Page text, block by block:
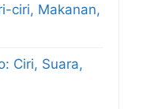
ciri, Makanan,
Ciri, Suara,